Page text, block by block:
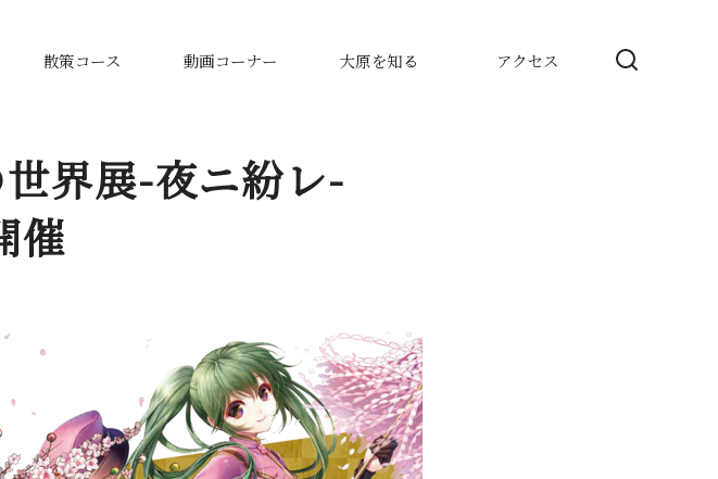
散策コース 動画コーナー 大原を知る アクセス
界展-夜ニ紛レ-
催